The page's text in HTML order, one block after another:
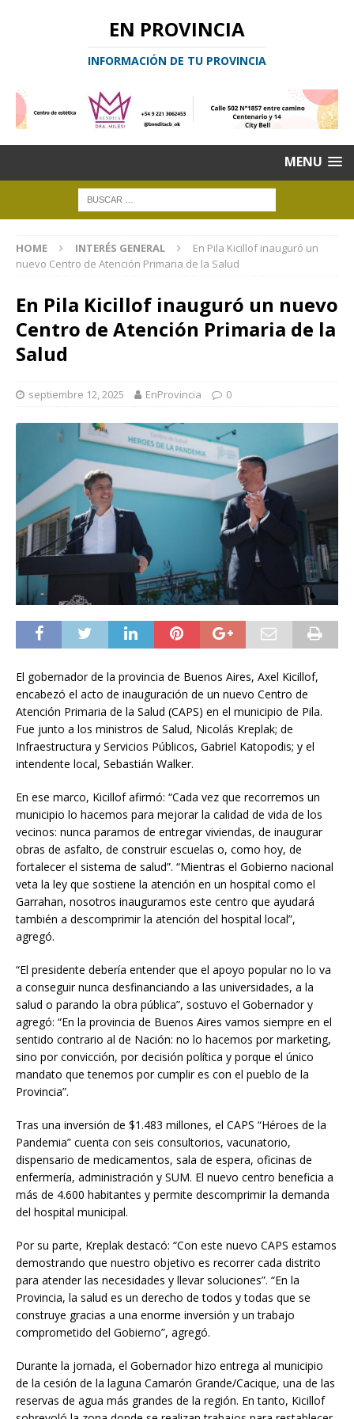
EN PROVINCIA
INFORMACIÓN DE TU PROVINCIA
MENU
HOME INTERÉS GENERAL
En Pila Kicillof inauguró un
nuevo Centro de Atención Primaria de la Salud
En Pila Kicillof inauguró un nuevo
Centro de Atención Primaria de la
Salud
septiembre 12, 2025 EnProvincia 0
El gobernador de la provincia de Buenos Aires, Axel Kicillof,
encabezó el acto de inauguración de un nuevo Centro de
Atención Primaria de la Salud (CAPS) en el municipio de Pila.
Fue junto a los ministros de Salud, Nicolás Kreplak; de
Infraestructura y Servicios Públicos, Gabriel Katopodis; y el
intendente local, Sebastián Walker.
En ese marco, Kicillof afirmó: “Cada vez que recorremos un
municipio lo hacemos para mejorar la calidad de vida de los
vecinos: nunca paramos de entregar viviendas, de inaugurar
obras de asfalto, de construir escuelas o, como hoy, de
fortalecer el sistema de salud”. “Mientras el Gobierno nacional
veta la ley que sostiene la atención en un hospital como el
Garrahan, nosotros inauguramos este centro que ayudará
también a descomprimir la atención del hospital local”,
agregó.
“El presidente debería entender que el apoyo popular no lo va
a conseguir nunca desfinanciando a las universidades, a la
salud o parando la obra pública”, sostuvo el Gobernador y
agregó: “En la provincia de Buenos Aires vamos siempre en el
sentido contrario al de Nación: no lo hacemos por marketing,
sino por convicción, por decisión política y porque el único
mandato que tenemos por cumplir es con el pueblo de la
Provincia”.
Tras una inversión de $1.483 millones, el CAPS “Héroes de la
Pandemia” cuenta con seis consultorios, vacunatorio,
dispensario de medicamentos, sala de espera, oficinas de
enfermería, administración y SUM. El nuevo centro beneficia a
más de 4.600 habitantes y permite descomprimir la demanda
del hospital municipal.
Por su parte, Kreplak destacó: “Con este nuevo CAPS estamos
demostrando que nuestro objetivo es recorrer cada distrito
para atender las necesidades y llevar soluciones”. “En la
Provincia, la salud es un derecho de todos y todas que se
construye gracias a una enorme inversión y un trabajo
comprometido del Gobierno”, agregó.
Durante la jornada, el Gobernador hizo entrega al municipio
de la cesión de la laguna Camarón Grande/Cacique, una de las
reservas de agua más grandes de la región. En tanto, Kicillof